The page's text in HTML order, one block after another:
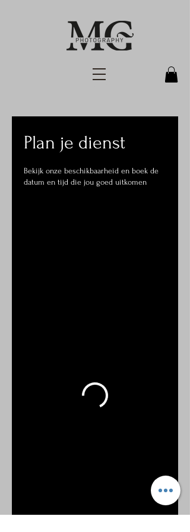
Plan je dienst
Bekijk onze beschikbaarheid en boek de
datum en tijd die jou goed uitkomen